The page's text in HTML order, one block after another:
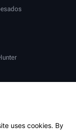
uses cookies. By